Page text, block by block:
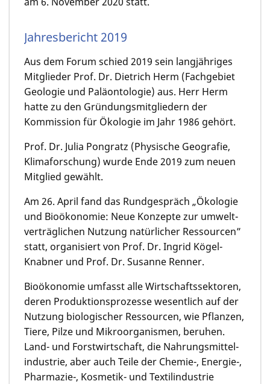
Jahresbericht 2019
Aus dem Forum schied 2019 sein langjähri­ges
Mitglieder Prof. Dr. Dietrich Herm (Fachge­biet
Geologie und Paläontologie) aus. Herr Herm
hatte zu den Gründungsmitgliedern der
Kommission für Ökologie im Jahr 1986 gehört.
Prof. Dr. Julia Pongratz (Physische Geografie,
Klimaforschung) wurde Ende 2019 zum neuen
Mitglied gewählt.
Am 26. April fand das Rundgespräch „Ökologie
und Bioökonomie: Neue Konzepte zur umwelt­­
verträg­lichen Nutzung natürlicher Ressourcen”
statt, organisiert von Prof. Dr. Ingrid Kögel-
Knabner und Prof. Dr. Susanne Renner.
Bioökonomie umfasst alle Wirtschaftssek­toren,
deren Produktionspro­zesse wesentlich auf der
Nutzung biologischer Ressourcen, wie Pflanzen,
Tiere, Pilze und Mikroorganismen, beruhen.
Land- und Forstwirtschaft, die Nahrungsmittel­­
indus­­trie, aber auch Teile der Chemie-, Energie-,
Pharmazie-, Kosmetik- und Textilindustrie